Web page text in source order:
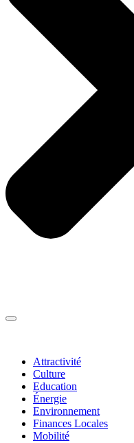
Attractivité
Culture
Education
Énergie
Environnement
Finances Locales
Mobilité